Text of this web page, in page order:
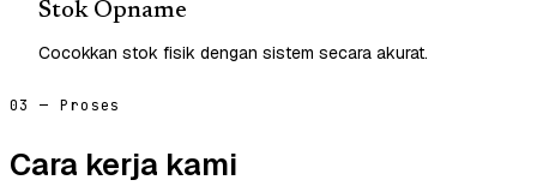
Stok Opname
Cocokkan stok fisik dengan sistem secara akurat.
03 — Proses
Cara kerja kami